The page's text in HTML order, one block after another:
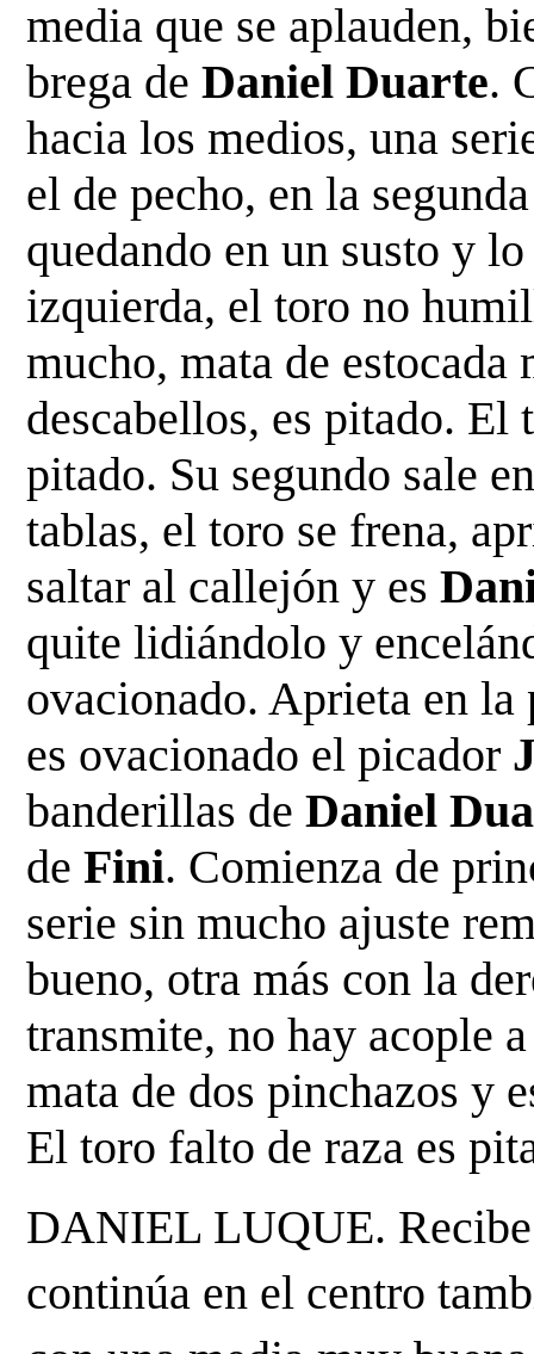
media que se aplauden,
brega de Daniel Duarte.
hacia los medios, una
el de pecho, en la
quedando en un susto y
izquierda, el toro no
mucho, mata de
descabellos, es pitado.
pitado. Su segundo sale
tablas, el toro se frena,
saltar al callejón y es
quite lidiándolo y
ovacionado. Aprieta en la
es ovacionado el picador
banderillas de Daniel
de Fini. Comienza de
serie sin mucho ajuste
bueno, otra más con la
transmite, no hay acople
mata de dos pinchazos y
El toro falto de raza es
DANIEL LUQUE.
continúa en el centro